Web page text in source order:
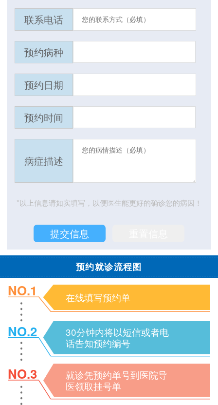
联系电话
预约病种
预约日期
预约时间
病症描述
*以上信息请如实填写，以便医生能更好的确诊您的病因！
预约就诊流程图
NO.1 在线填写预约单
NO.2
30分钟内将以短信或者电
话告知预约编号
NO.3
就诊凭预约单号到医院导
医领取挂号单